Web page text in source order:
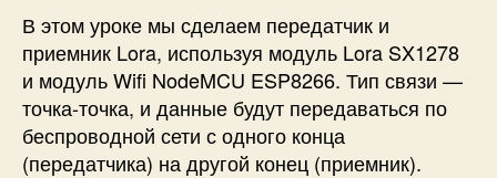
к
л
ю
ч
е
н
и
В этом уроке мы сделаем передатчик и
приемник Lora, используя модуль Lora SX1278
и модуль Wifi NodeMCU ESP8266. Тип связи —
точка-точка, и данные будут передаваться по
беспроводной сети с одного конца
(передатчика) на другой конец (приемник).